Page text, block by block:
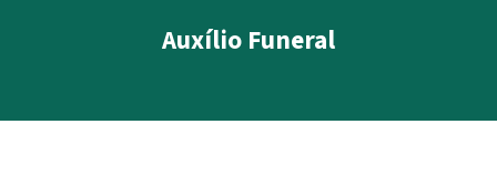
Auxílio Funeral